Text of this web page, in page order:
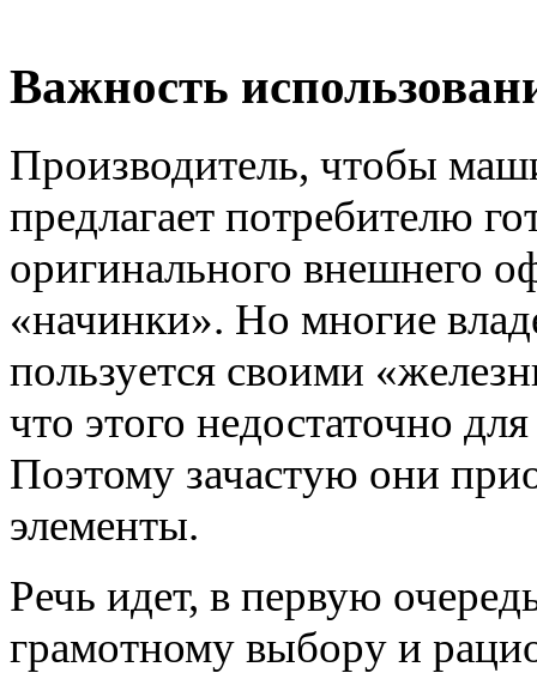
Важность
Производитель, чтобы
предлагает потребителю
оригинального внешнего
«начинки». Но многие
пользуется своими
что этого недостаточно
Поэтому зачастую они
элементы.
Речь идет, в первую
грамотному выбору и